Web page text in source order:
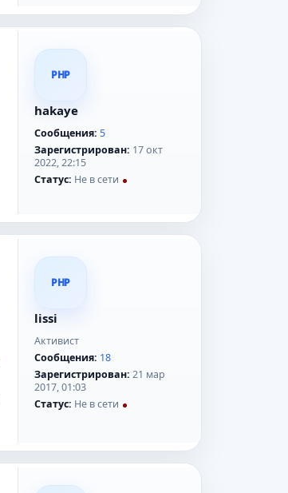
PHP
hakaye
Сообщения: 5
Зарегистрирован: 17 окт
2022, 22:15
Статус: Не в сети
PHP
lissi
Активист
Сообщения: 18
Зарегистрирован: 21 мар
2017, 01:03
Статус: Не в сети